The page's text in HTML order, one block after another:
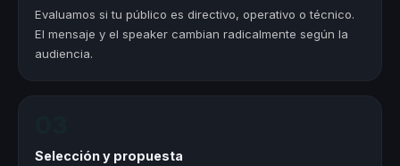
Evaluamos si tu público es directivo, operativo o técnico.
El mensaje y el speaker cambian radicalmente según la
audiencia.
Selección y propuesta